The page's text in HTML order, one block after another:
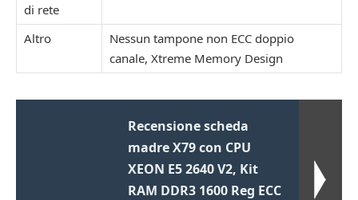
di rete
Altro
Nessun tampone non ECC doppio
canale, Xtreme Memory Design
Recensione scheda
madre X79 con CPU
XEON E5 2640 V2, Kit
RAM DDR3 1600 Reg ECC